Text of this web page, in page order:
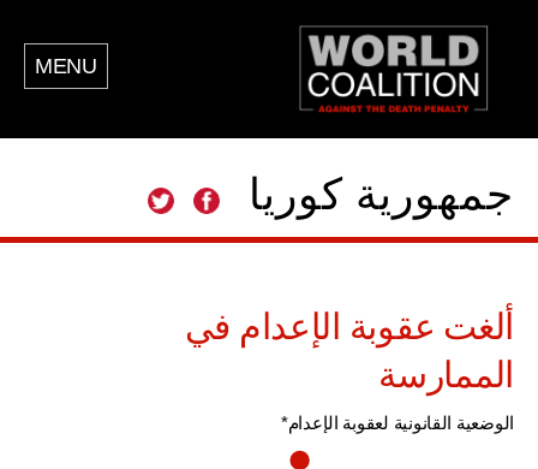
MENU
جمهورية كوريا
ألغت عقوبة الإعدام في
الممارسة
الوضعية القانونية لعقوبة الإعدام*